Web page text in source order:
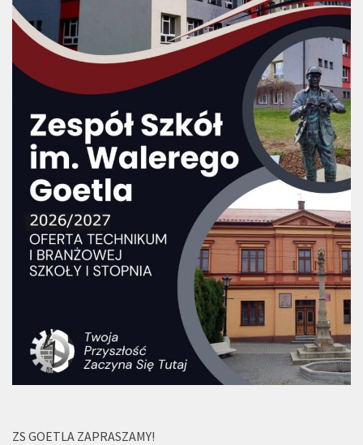
ZS GOETLA ZAPRASZAMY!